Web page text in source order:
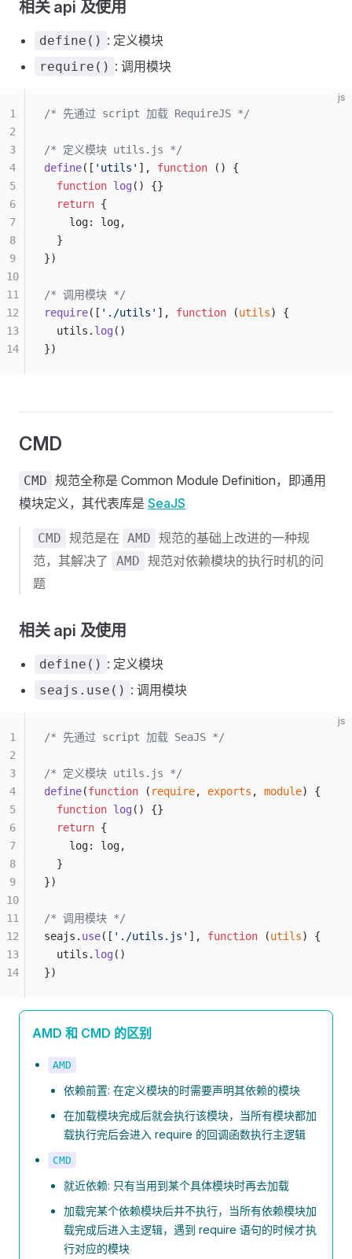
相关 api 及使用
define() : 定义模块
require() : 调用模块
js
/* 先通过 script 加载 RequireJS */
/* 定义模块 utils.js */
define([ 'utils' ], function () {
  function
log() {}
  return
{
    log: log,
  }
})
/* 调用模块 */
require([ './utils' ], function (utils) {
  utils.
log()
})
1
2
3
4
5
6
7
8
9
10
11
12
13
14
CMD
CMD 规范全称是 Common Module Definition，即通用
模块定义，其代表库是 SeaJS
CMD 规范是在 AMD 规范的基础上改进的一种规
范，其解决了
AMD 规范对依赖模块的执行时机的问
题
相关 api 及使用
define() : 定义模块
seajs.use() : 调用模块
js
/* 先通过 script 加载 SeaJS */
/* 定义模块 utils.js */
define(function ( require, exports , module) {
  function
log() {}
  return
{
    log: log,
  }
})
/* 调用模块 */
seajs. use([ './utils.js' ], function (utils) {
  utils.
log()
})
1
2
3
4
5
6
7
8
9
10
11
12
13
14
AMD 和 CMD 的区别
AMD
依赖前置: 在定义模块的时需要声明其依赖的模块
在加载模块完成后就会执行该模块，当所有模块都加
载执行完后会进入 require 的回调函数执行主逻辑
CMD
就近依赖: 只有当用到某个具体模块时再去加载
加载完某个依赖模块后并不执行，当所有依赖模块加
载完成后进入主逻辑，遇到 require 语句的时候才执
行对应的模块